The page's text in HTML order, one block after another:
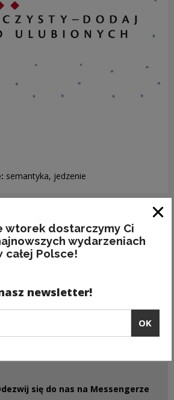
semantyka, jedzenie
ulubionych
will open in a new window
się do nas na Messengerze
will open in a new window
wtorek dostarczymy Ci
wydarzeniach
Polsce!
newsletter!
OK